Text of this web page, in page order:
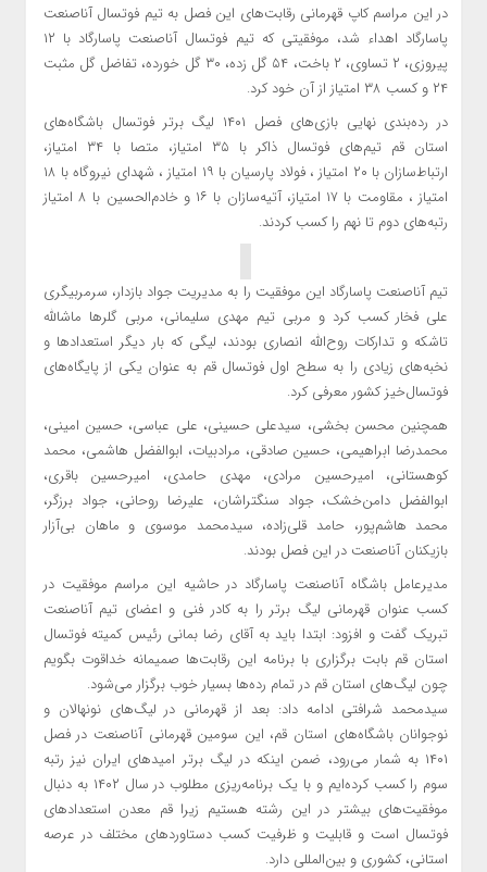
در این مراسم کاپ قهرمانی رقابت‌های این فصل به تیم فوتسال آناصنعت
پاسارگاد اهداء شد، موفقیتی که تیم فوتسال آناصنعت پاسارگاد با ۱۲
پیروزی، ۲ تساوی، ۲ باخت، ۵۴ گل زده، ۳۰ گل خورده، تفاضل گل مثبت
۲۴ و کسب ۳۸ امتیاز از آن خود کرد.
در رده‌بندی نهایی بازی‌های فصل ۱۴۰۱ لیگ برتر فوتسال باشگاه‌های
استان قم تیم‌های فوتسال ذاکر با ۳۵ امتیاز، متصا با ۳۴ امتیاز،
ارتباط‌سازان با ۲۰ امتیاز ، فولاد پارسیان با ۱۹ امتیاز ، شهدای نیروگاه با ۱۸
امتیاز ، مقاومت با ۱۷ امتیاز، آتیه‌سازان با ۱۶ و خادم‌الحسین با ۸ امتیاز
رتبه‌های دوم تا نهم را کسب کردند.
تیم آناصنعت پاسارگاد این موفقیت را به مدیریت جواد بازدار، سرمربیگری
علی فخار کسب کرد و مربی تیم مهدی سلیمانی، مربی گلرها ماشالله
تاشکه و تدارکات روح‌الله انصاری بودند، لیگی که بار دیگر استعدادها و
نخبه‌های زیادی را به سطح اول فوتسال قم به عنوان یکی از پایگاه‌های
فوتسال‌خیز کشور معرفی کرد.
همچنین محسن بخشی، سیدعلی حسینی، علی عباسی، حسین امینی،
محمدرضا ابراهیمی، حسین صادقی، مرادبیات، ابوالفضل هاشمی، محمد
کوهستانی، امیرحسین مرادی، مهدی حامدی، امیرحسین باقری،
ابوالفضل دامن‌خشک، جواد سنگتراشان، علیرضا روحانی، جواد برزگر،
محمد هاشم‌پور، حامد قلی‌زاده، سیدمحمد موسوی و ماهان بی‌آزار
بازیکنان آناصنعت در این فصل بودند.
مدیرعامل باشگاه آناصنعت پاسارگاد در حاشیه این مراسم موفقیت در
کسب عنوان قهرمانی لیگ برتر را به کادر فنی و اعضای تیم آناصنعت
تبریک گفت و افزود: ابتدا باید به آقای رضا بمانی رئیس کمیته فوتسال
استان قم بابت برگزاری با برنامه این رقابت‌ها صمیمانه خداقوت بگویم
چون لیگ‌های استان قم در تمام رده‌ها بسیار خوب برگزار می‌شود.
سیدمحمد شرافتی ادامه داد: بعد از قهرمانی در لیگ‌های نونهالان و
نوجوانان باشگاه‌های استان قم، این سومین قهرمانی آناصنعت در فصل
۱۴۰۱ به شمار می‌رود، ضمن اینکه در لیگ برتر امیدهای ایران نیز رتبه
سوم را کسب کرده‌ایم و با یک برنامه‌ریزی مطلوب در سال ۱۴۰۲ به دنبال
موفقیت‌های بیشتر در این رشته هستیم زیرا قم معدن استعدادهای
فوتسال است و قابلیت و ظرفیت کسب دستاوردهای مختلف در عرصه
استانی، کشوری و بین‌المللی دارد.